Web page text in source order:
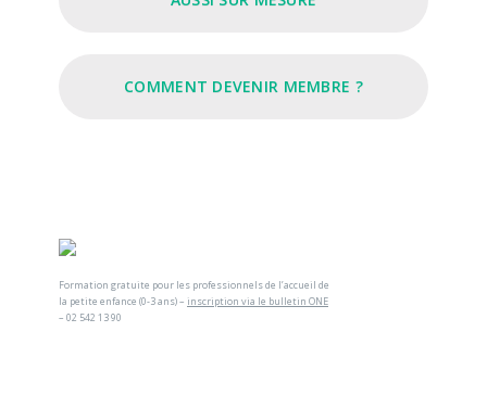
COMMENT DEVENIR MEMBRE ?
Formation gratuite pour les professionnels de l’accueil de
la petite enfance (0-3 ans) – inscription via le bulletin ONE
– 02 542 13 90